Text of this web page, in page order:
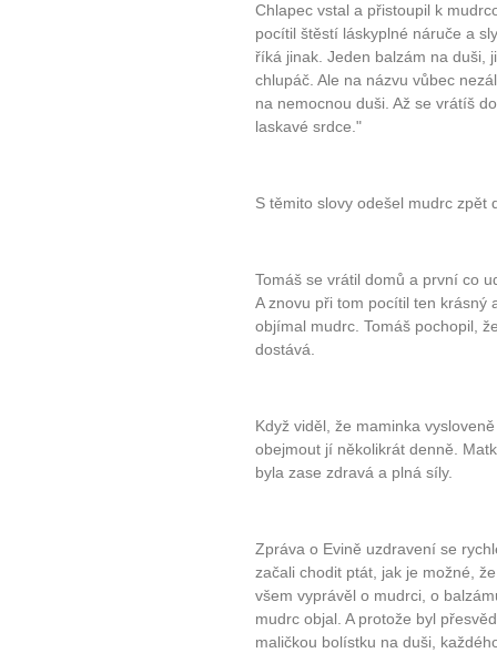
10 tipů
Chlapec vstal a přistoupil k
pocítil štěstí láskyplné náruče a
říká jinak. Jeden balzám na duši,
chlupáč. Ale na názvu vůbec
na nemocnou duši. Až se vrátíš
laskavé srdce."
S těmito slovy odešel mudrc zpět
Tomáš se vrátil domů a první co
A znovu při tom pocítil ten krásný
objímal mudrc. Tomáš pochopil,
dostává.
Když viděl, že maminka
obejmout jí několikrát denně.
byla zase zdravá a plná síly.
Zpráva o Evině uzdravení se
začali chodit ptát, jak je možné,
všem vyprávěl o mudrci, o
mudrc objal. A protože byl
maličkou bolístku na duši,